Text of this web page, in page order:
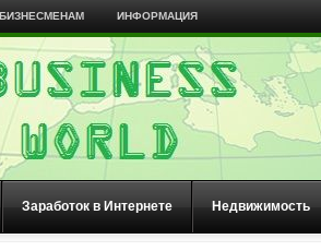
ИНФОРМАЦИЯ
Заработок в Интернете Недвижимость